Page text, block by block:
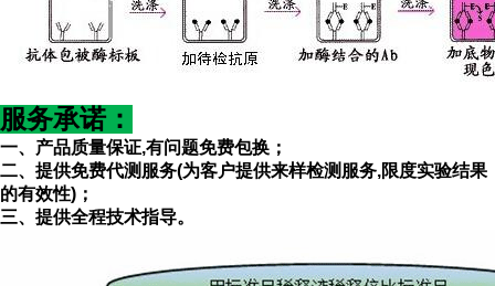
服务承诺：
一、产品质量保证,有问题免费包换；
二、提供免费代测服务(为客户提供来样检测服务,限度实验结果
的有效性)；
三、提供全程技术指导。